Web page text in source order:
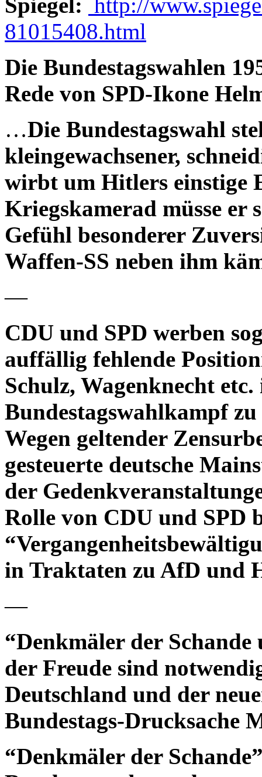
Spiegel: http://
81015408.html
Die Bundestagswahlen
Rede von SPD-Ikone
…Die Bundestagswahl
kleingewachsener,
wirbt um Hitlers einstige
Kriegskamerad müsse er
Gefühl besonderer
Waffen-SS neben ihm
—
CDU und SPD werben
auffällig fehlende
Schulz, Wagenknecht
Bundestagswahlkampf
Wegen geltender
gesteuerte deutsche
der
Rolle von CDU und SPD
in Traktaten zu AfD und
—
“Denkmäler der Schande
der Freude sind
Deutschland und der
Bundestags-Drucksache
“Denkmäler der